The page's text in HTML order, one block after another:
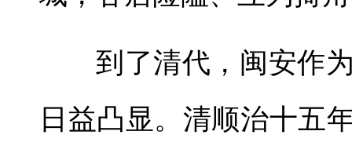
到了清代，闽安作
日益凸显。清顺治十五